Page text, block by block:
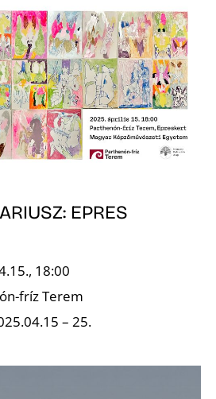
EPRES
18:00
fríz Terem
– 25.